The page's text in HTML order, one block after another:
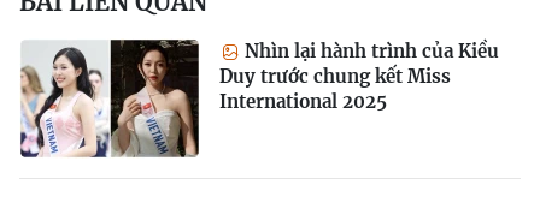
Nhìn lại hành trình của Kiều
Duy trước chung kết Miss
International 2025